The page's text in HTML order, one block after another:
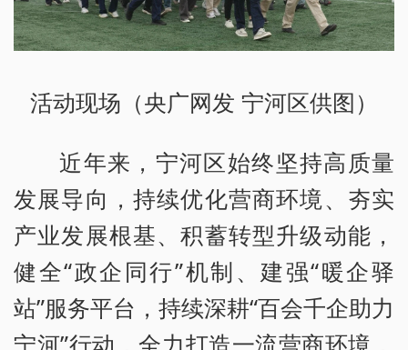
活动现场（央广网发 宁河区供图）
近年来，宁河区始终坚持高质量
发展导向，持续优化营商环境、夯实
产业发展根基、积蓄转型升级动能，
健全“政企同行”机制、建强“暖企驿
站”服务平台，持续深耕“百会千企助力